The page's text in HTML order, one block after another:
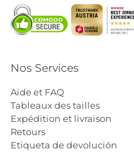
Nos Services
Aide et FAQ
Tableaux des tailles
Expédition et livraison
Retours
Etiqueta de devolución